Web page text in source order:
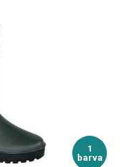
1
barva